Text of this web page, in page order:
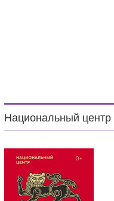
Национальный центр